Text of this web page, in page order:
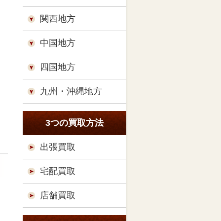
関西地方
中国地方
四国地方
九州・沖縄地方
3つの買取方法
出張買取
宅配買取
店舗買取